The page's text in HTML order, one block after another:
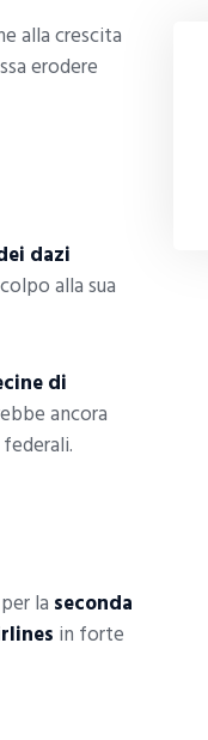
alla crescita
erodere
dazi
alla sua
di
ancora
per la seconda
in forte